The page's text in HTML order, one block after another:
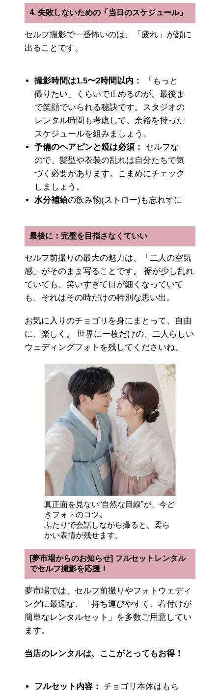
4. 失敗しないための「当日のスケジュール」
セルフ撮影で一番怖いのは、「疲れ」が顔に
出ることです。
撮影時間は1.5〜2時間以内：
「もっと
撮りたい」くらいで止めるのが、最後ま
で笑顔でいられる秘訣です。スタジオの
レンタル時間も考慮して、余裕を持った
スケジュールを組みましょう。
予備のヘアピンと鏡は必須：
セルフな
ので、髪型や衣装の乱れは自分たちで気
づく必要があります。こまめにチェック
しましょう。
水分補給の飲み物(ストロー)も忘れずに
最後に：完璧を目指さなくていい
セルフ前撮りの最大の魅力は、「二人の空気
感」がそのまま写ることです。 裾が少し乱れ
ていても、笑いすぎて目が細くなっていて
も、それはその時だけの特別な思い出。
お気に入りのチョゴリを身にまとって、自由
に、楽しく。 世界に一枚だけの、二人らしい
ウェディングフォトを残してくださいね。
真正面を見ない“自然な目線”が、今ど
きフォトのコツ。
ふたりで会話しながら撮ると、柔ら
かい表情が残せます。
[夢市場からのお知らせ] フルセットレンタル
でセルフ撮影を応援！
夢市場では、セルフ前撮りやフォトウェディ
ングに最適な、「持ち運びやすく、着付けが
簡単なレンタルセット」を多数ご用意してい
ます。
当店のレンタルは、ここがとってもお得！
フルセット内容：
チョゴリ本体はもち